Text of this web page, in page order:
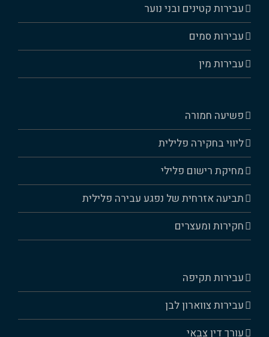
עבירות קטינים ובני נוער
עבירות סמים
עבירות מין
פשיעה חמורה
ליווי בחקירה פלילית
מחיקת רישום פלילי
תביעה אזרחית של נפגע עבירה פלילית
חקירות ומעצרים
עבירות תקיפה
עבירות צווארון לבן
עורך דין צבאי